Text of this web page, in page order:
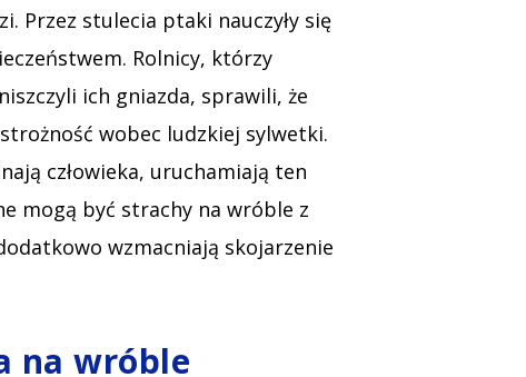
Przez stulecia ptaki nauczyły się
Rolnicy, którzy
ich gniazda, sprawili, że
wobec ludzkiej sylwetki.
człowieka, uruchamiają ten
mogą być strachy na wróble z
wzmacniają skojarzenie
na wróble